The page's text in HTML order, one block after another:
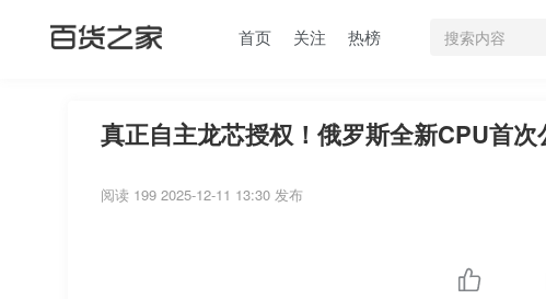
首页 关注 热榜
真正自主龙芯授权！俄罗斯全新CPU首
阅读 199 2025-12-11 13:30 发布